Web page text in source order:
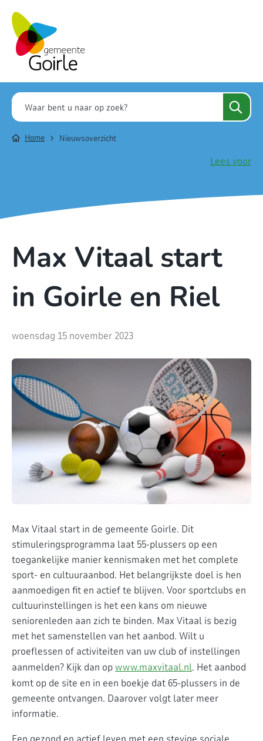
Home Nieuwsoverzicht
Lees voor
Max Vitaal start
in Goirle en Riel
woensdag 15 november 2023
Max Vitaal start in de gemeente Goirle. Dit
stimuleringsprogramma laat 55-plussers op een
toegankelijke manier kennismaken met het complete
sport- en cultuuraanbod. Het belangrijkste doel is hen
aanmoedigen fit en actief te blijven. Voor sportclubs en
cultuurinstellingen is het een kans om nieuwe
seniorenleden aan zich te binden. Max Vitaal is bezig
met het samenstellen van het aanbod. Wilt u
proeflessen of activiteiten van uw club of instellingen
aanmelden? Kijk dan opwww.maxvitaal.nl. Het aanbod
komt op de site en in een boekje dat 65-plussers in de
gemeente ontvangen. Daarover volgt later meer
informatie.